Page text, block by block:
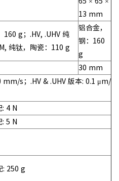
13 mm
160 g；.HV, .UHV 纯
纯钛，陶瓷：110 g
铝合金，
钢：160
g
30 mm
mm/s；.HV & .UHV 版本: 0.1 μm/
: 4 N
: 5 N
: 250 g